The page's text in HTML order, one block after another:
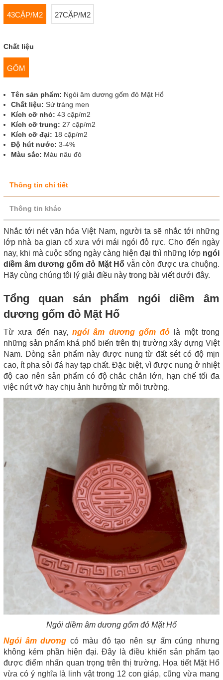
43CẶP/M2 27CẶP/M2
Chất liệu
GỐM
Tên sản phẩm: Ngói âm dương gốm đỏ Mặt Hổ
Chất liệu: Sứ tráng men
Kích cỡ nhỏ: 43 cặp/m2
Kích cỡ trung: 27 cặp/m2
Kích cỡ đại: 18 cặp/m2
Độ hút nước: 3-4%
Màu sắc: Màu nâu đỏ
Thông tin chi tiết
Thông tin khác
Nhắc tới nét văn hóa Việt Nam, người ta sẽ nhắc tới những
lớp nhà ba gian cổ xưa với mái ngói đỏ rực. Cho đến ngày
nay, khi mà cuộc sống ngày càng hiện đại thì những lớp ngói
diềm âm dương gốm đỏ Mặt Hổ vẫn còn được ưa chuộng.
Hãy cùng chúng tôi lý giải điều này trong bài viết dưới đây.
Tổng quan sản phẩm ngói diềm âm
dương gốm đỏ Mặt Hổ
Từ xưa đến nay,ngói âm dương gốm đỏ là một trong
những sản phẩm khá phổ biến trên thị trường xây dựng Việt
Nam. Dòng sản phẩm này được nung từ đất sét có độ mịn
cao, ít pha sỏi đá hay tạp chất. Đặc biệt, vì được nung ở nhiệt
độ cao nên sản phẩm có độ chắc chắn lớn, hạn chế tối đa
việc nứt vỡ hay chịu ảnh hưởng từ môi trường.
Ngói diềm âm dương gốm đỏ Mặt Hổ
Ngói âm dương có màu đỏ tạo nên sự ấm cúng nhưng
không kém phần hiện đại. Đây là điều khiến sản phẩm tạo
được điểm nhấn quan trọng trên thị trường. Họa tiết Mặt Hổ
vừa có ý nghĩa là linh vật trong 12 con giáp, cũng vừa mang